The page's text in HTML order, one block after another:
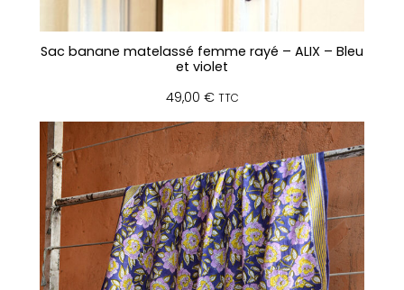
Sac banane matelassé femme rayé – ALIX – Bleu
et violet
49,00 € TTC